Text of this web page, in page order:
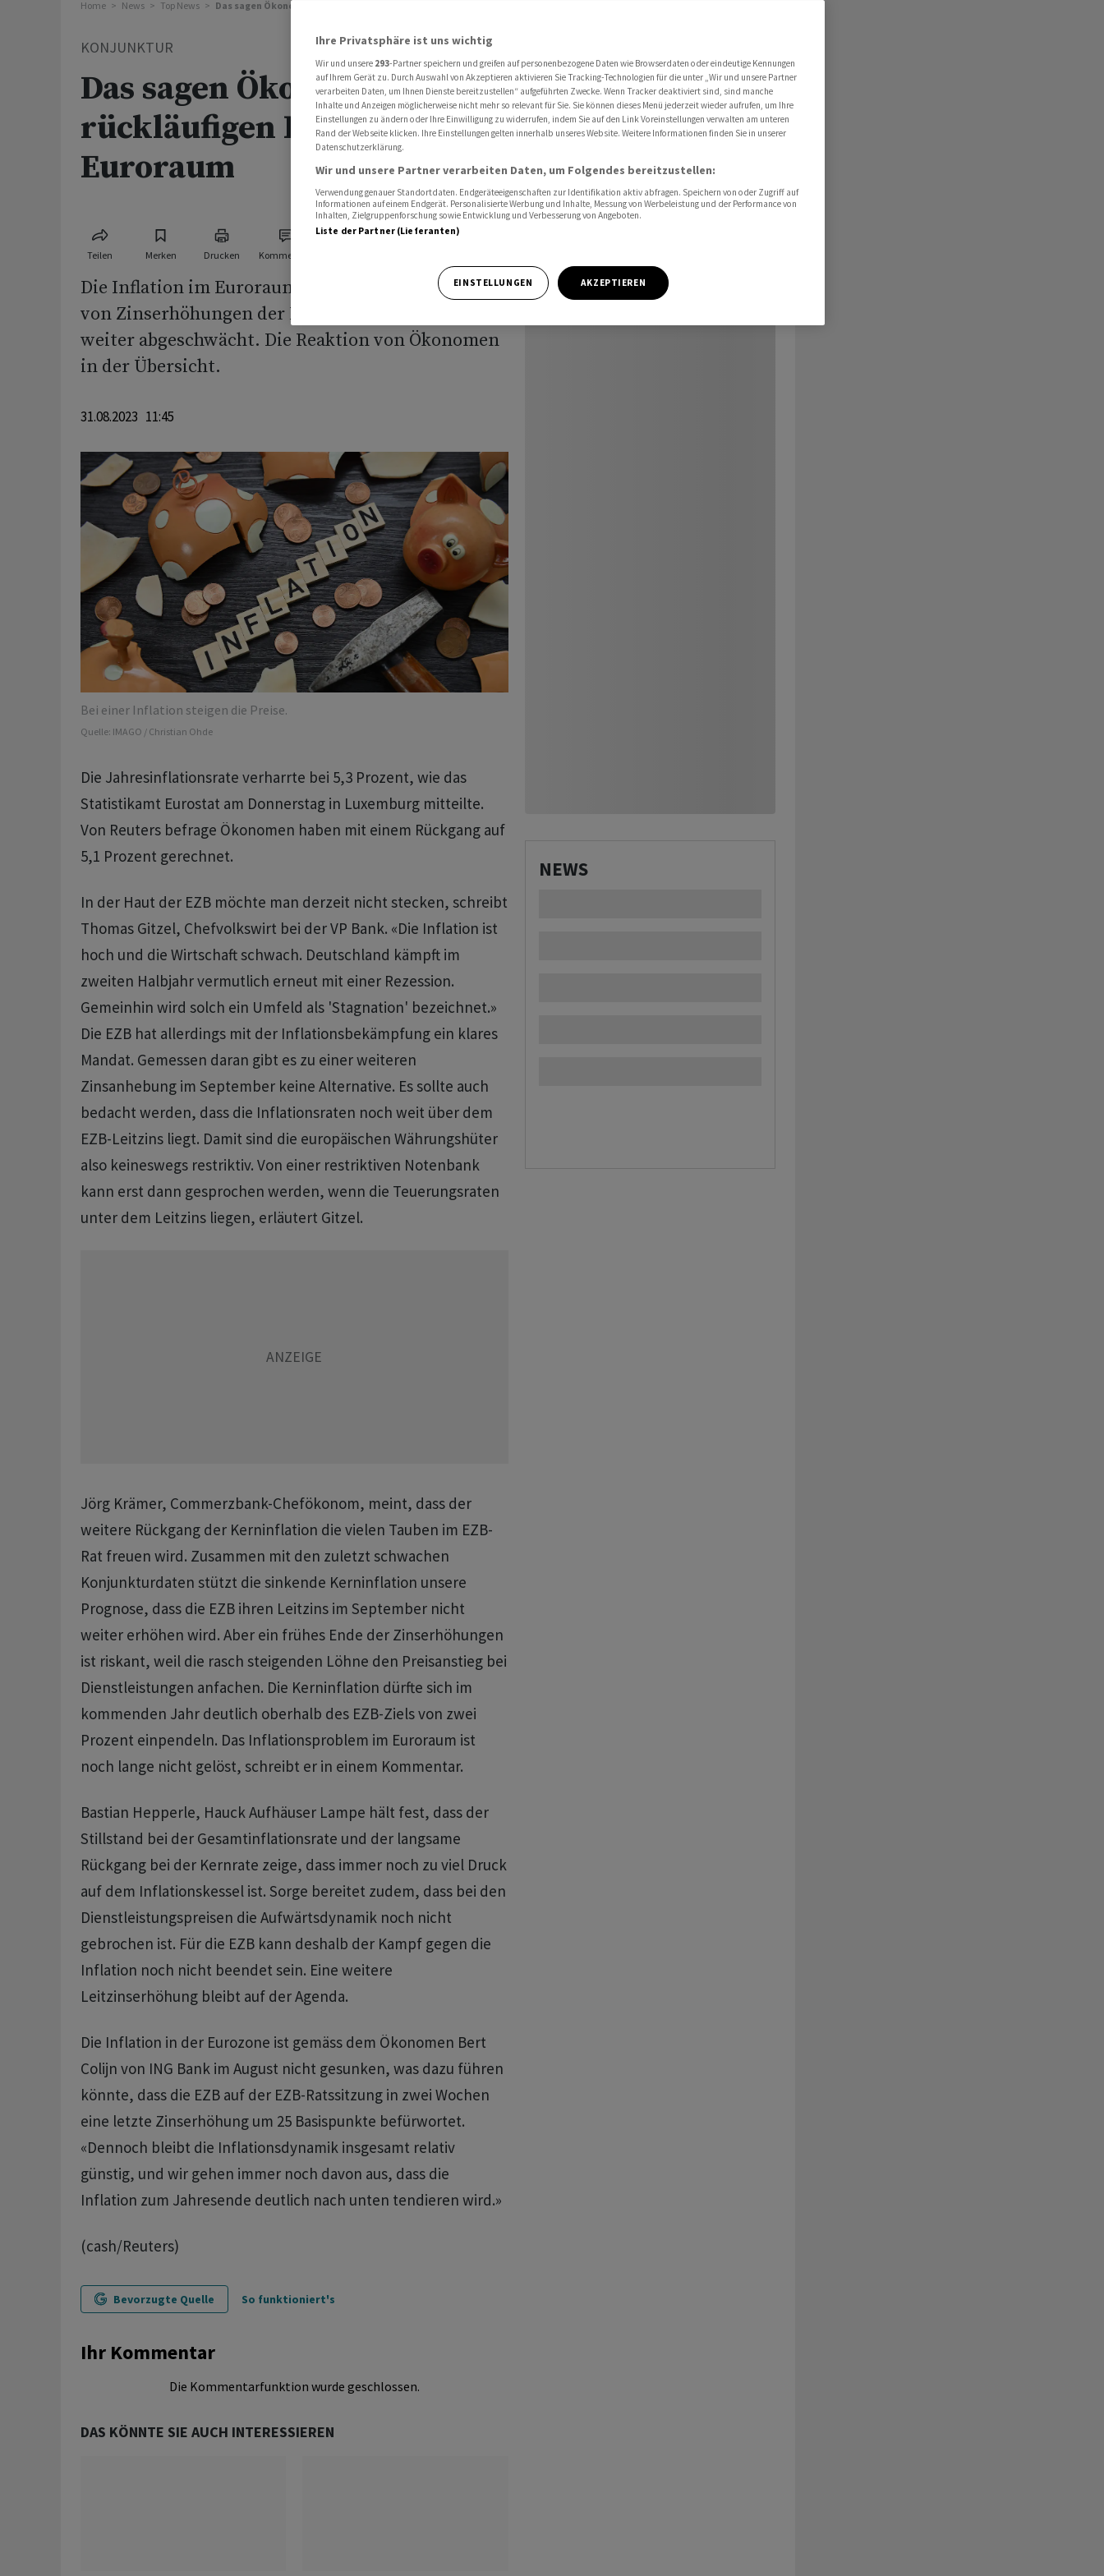
Home News Top News Das sagen Ökonomen zur rückläufigen Inflation im Euroraum
KONJUNKTUR
Das sagen Ökonomen zur
rückläufigen Inflation im
Euroraum
Teilen Merken Drucken Kommentare
Die Inflation im Euroraum hat sich trotz der Serie
von Zinserhöhungen der EZB überraschend nicht
weiter abgeschwächt. Die Reaktion von Ökonomen
in der Übersicht.
31.08.2023 11:45
Bei einer Inflation steigen die Preise.
Quelle: IMAGO / Christian Ohde
Die Jahresinflationsrate verharrte bei 5,3 Prozent, wie das
Statistikamt Eurostat am Donnerstag in Luxemburg mitteilte.
Von Reuters befrage Ökonomen haben mit einem Rückgang auf
5,1 Prozent gerechnet.
In der Haut der EZB möchte man derzeit nicht stecken, schreibt
Thomas Gitzel, Chefvolkswirt bei der VP Bank. «Die Inflation ist
hoch und die Wirtschaft schwach. Deutschland kämpft im
zweiten Halbjahr vermutlich erneut mit einer Rezession.
Gemeinhin wird solch ein Umfeld als 'Stagnation' bezeichnet.»
Die EZB hat allerdings mit der Inflationsbekämpfung ein klares
Mandat. Gemessen daran gibt es zu einer weiteren
Zinsanhebung im September keine Alternative. Es sollte auch
bedacht werden, dass die Inflationsraten noch weit über dem
EZB-Leitzins liegt. Damit sind die europäischen Währungshüter
also keineswegs restriktiv. Von einer restriktiven Notenbank
kann erst dann gesprochen werden, wenn die Teuerungsraten
unter dem Leitzins liegen, erläutert Gitzel.
Jörg Krämer, Commerzbank-Chefökonom, meint, dass der
weitere Rückgang der Kerninflation die vielen Tauben im EZB-
Rat freuen wird. Zusammen mit den zuletzt schwachen
Konjunkturdaten stützt die sinkende Kerninflation unsere
Prognose, dass die EZB ihren Leitzins im September nicht
weiter erhöhen wird. Aber ein frühes Ende der Zinserhöhungen
ist riskant, weil die rasch steigenden Löhne den Preisanstieg bei
Dienstleistungen anfachen. Die Kerninflation dürfte sich im
kommenden Jahr deutlich oberhalb des EZB-Ziels von zwei
Prozent einpendeln. Das Inflationsproblem im Euroraum ist
noch lange nicht gelöst, schreibt er in einem Kommentar.
Bastian Hepperle, Hauck Aufhäuser Lampe hält fest, dass der
Stillstand bei der Gesamtinflationsrate und der langsame
Rückgang bei der Kernrate zeige, dass immer noch zu viel Druck
auf dem Inflationskessel ist. Sorge bereitet zudem, dass bei den
Dienstleistungspreisen die Aufwärtsdynamik noch nicht
gebrochen ist. Für die EZB kann deshalb der Kampf gegen die
Inflation noch nicht beendet sein. Eine weitere
Leitzinserhöhung bleibt auf der Agenda.
Die Inflation in der Eurozone ist gemäss dem Ökonomen Bert
Colijn von ING Bank im August nicht gesunken, was dazu führen
könnte, dass die EZB auf der EZB-Ratssitzung in zwei Wochen
eine letzte Zinserhöhung um 25 Basispunkte befürwortet.
«Dennoch bleibt die Inflationsdynamik insgesamt relativ
günstig, und wir gehen immer noch davon aus, dass die
Inflation zum Jahresende deutlich nach unten tendieren wird.»
(cash/Reuters)
Bevorzugte Quelle So funktioniert's
Ihr Kommentar
Die Kommentarfunktion wurde geschlossen.
DAS KÖNNTE SIE AUCH INTERESSIEREN
NEWS
Ihre Privatsphäre ist uns wichtig
Wir und unsere 293-Partner speichern und greifen auf personenbezogene Daten wie Browserdaten oder eindeutige Kennungen
auf Ihrem Gerät zu. Durch Auswahl von Akzeptieren aktivieren Sie Tracking-Technologien für die unter „Wir und unsere Partner
verarbeiten Daten, um Ihnen Dienste bereitzustellen“ aufgeführten Zwecke. Wenn Tracker deaktiviert sind, sind manche
Inhalte und Anzeigen möglicherweise nicht mehr so relevant für Sie. Sie können dieses Menü jederzeit wieder aufrufen, um Ihre
Einstellungen zu ändern oder Ihre Einwilligung zu widerrufen, indem Sie auf den Link Voreinstellungen verwalten am unteren
Rand der Webseite klicken. Ihre Einstellungen gelten innerhalb unseres Website. Weitere Informationen finden Sie in unserer
Datenschutzerklärung.
Wir und unsere Partner verarbeiten Daten, um Folgendes bereitzustellen:
Verwendung genauer Standortdaten. Endgeräteeigenschaften zur Identifikation aktiv abfragen. Speichern von oder Zugriff auf
Informationen auf einem Endgerät. Personalisierte Werbung und Inhalte, Messung von Werbeleistung und der Performance von
Inhalten, Zielgruppenforschung sowie Entwicklung und Verbesserung von Angeboten.
Liste der Partner (Lieferanten)
EINSTELLUNGEN AKZEPTIEREN